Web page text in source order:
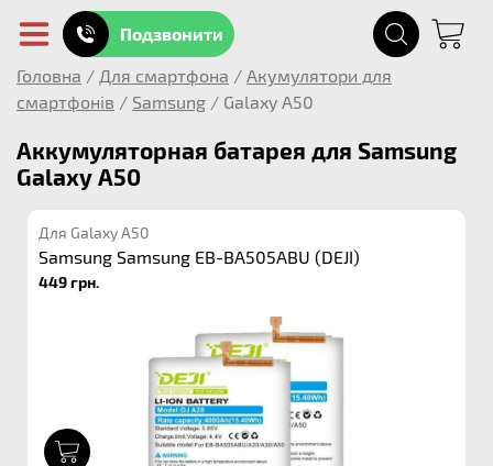
Подзвонити
Головна / Для смартфона / Акумулятори для
смартфонів / Samsung / Galaxy A50
Аккумуляторная батарея для Samsung
Galaxy A50
Для Galaxy A50
Samsung Samsung EB-BA505ABU (DEJI)
449 грн.